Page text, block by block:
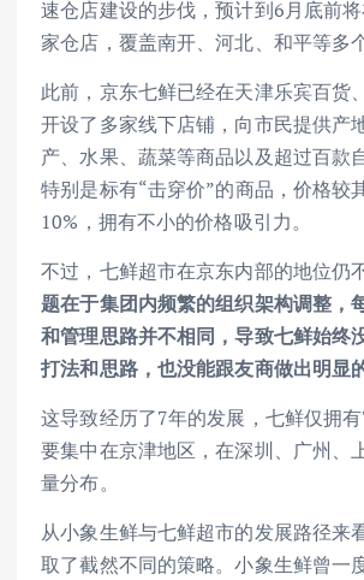
速仓店建设的步伐，预计到6月底前
家仓店，覆盖南开、河北、和平等多
此前，京东七鲜已经在天津乐宾百货
开设了多家线下店铺，向市民提供产
产、水果、蔬菜等商品以及超过百款
特别是标有“击穿价”的商品，价格较
10%，拥有不小的价格吸引力。
不过，七鲜超市在京东内部的地位仍
题在于集团内频繁的组织架构调整，
和管理思路并不相同，导致七鲜始终
打法和思路，也没能跟友商做出明显
这导致经历了7年的发展，七鲜仅拥
要集中在京津地区，在深圳、广州、
量分布。
从小象生鲜与七鲜超市的发展路径来
取了截然不同的策略。小象生鲜曾一